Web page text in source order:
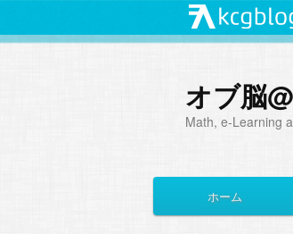
オブ脳
Math, e-Learning
イ
メ
サ
ホーム